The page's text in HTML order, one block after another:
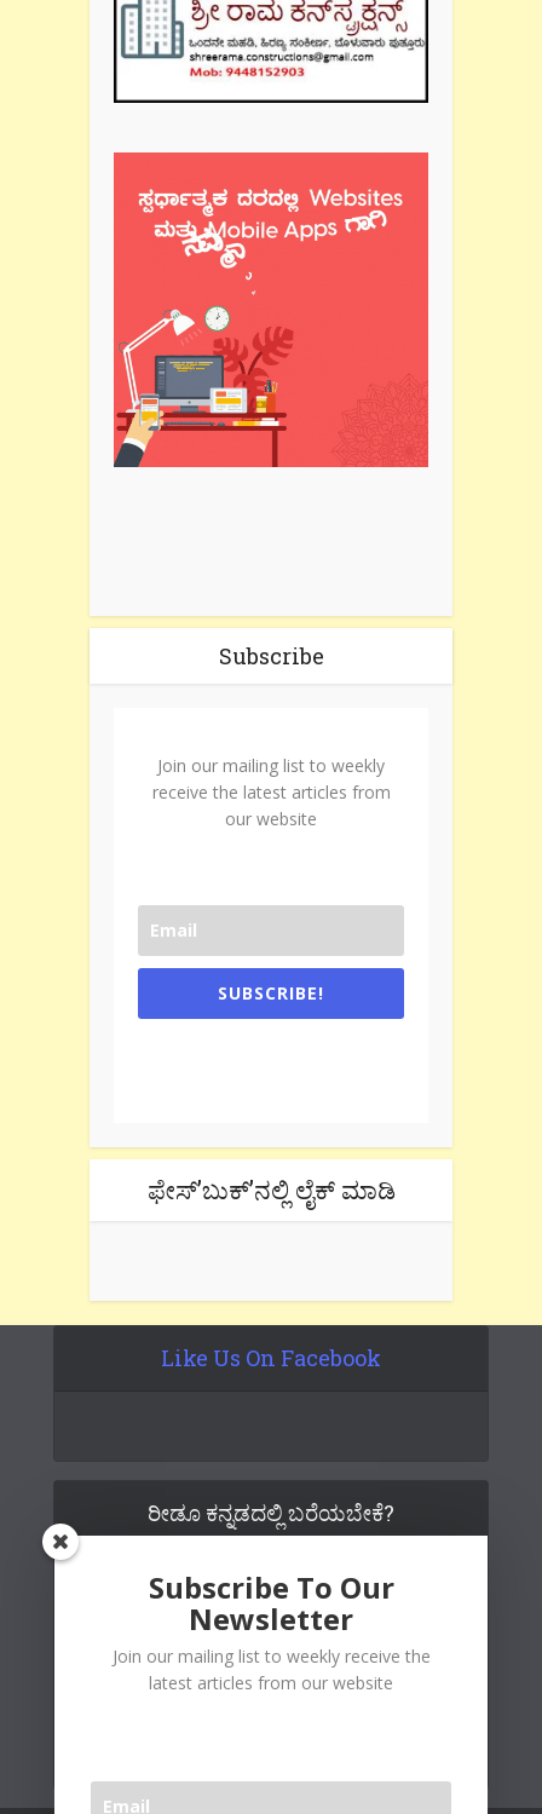
Subscribe
Join our mailing list to weekly
receive the latest articles from
our website
SUBSCRIBE!
ಫೇಸ್’ಬುಕ್’ನಲ್ಲಿ ಲೈಕ್ ಮಾಡಿ
Like Us On Facebook
ರೀಡೂ ಕನ್ನಡದಲ್ಲಿ ಬರೆಯಬೇಕೆ?
Subscribe To Our
Newsletter
Join our mailing list to weekly receive the
latest articles from our website